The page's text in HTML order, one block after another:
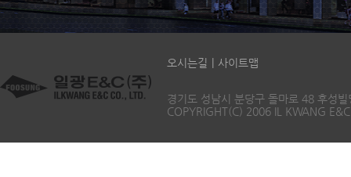
오시는길 사이트맵
경기도 성남시 분당구 돌마로 48 후성
COPYRIGHT(C) 2006 IL KWANG